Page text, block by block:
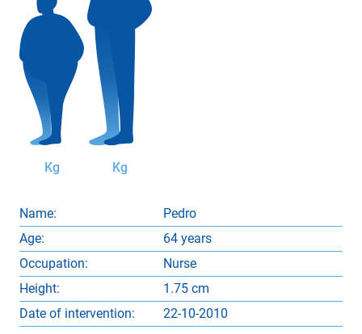
Kg Kg
Name:
Pedro
Age:
64 years
Occupation:
Nurse
Height:
1.75 cm
Date of intervention:
22-10-2010